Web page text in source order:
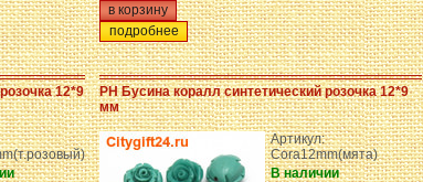
подробнее
12*9
PH Бусина коралл синтетический розочка 12*9
мм
Артикул:
Cora12mm(мята)
В наличии